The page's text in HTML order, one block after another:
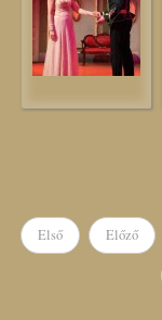
Első Előző